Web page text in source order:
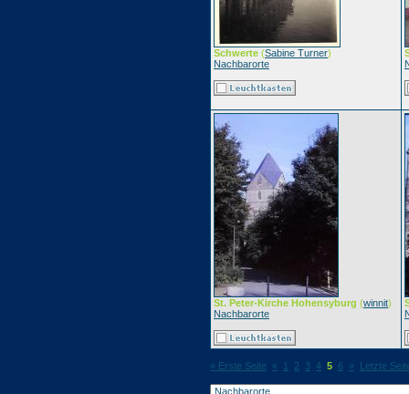
Schwerte (Sabine Turner)
Nachbarorte
St. Peter-Kirche Hohensyburg (winnit)
Nachbarorte
« Erste Seite « 1 2 3 4 5 6 » Letzte